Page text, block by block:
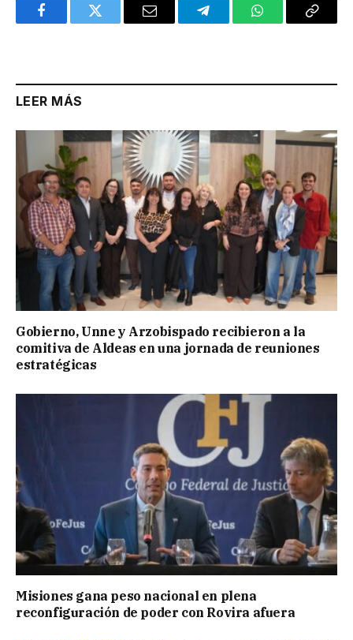
FacebookTwitter Email TelegramWhatsAppCopy
LEER MÁS
Gobierno, Unne y Arzobispado recibieron a la
comitiva de Aldeas en una jornada de reuniones
estratégicas
Misiones gana peso nacional en plena
reconfiguración de poder con Rovira afuera